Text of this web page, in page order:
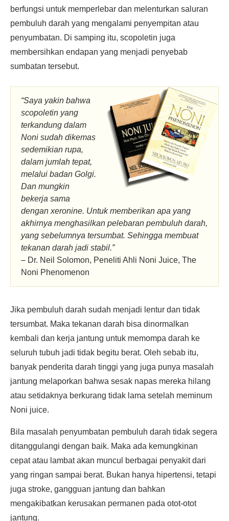
berfungsi untuk memperlebar dan melenturkan saluran
pembuluh darah yang mengalami penyempitan atau
penyumbatan. Di samping itu, scopoletin juga
membersihkan endapan yang menjadi penyebab
sumbatan tersebut.
“Saya yakin bahwa
scopoletin yang
terkandung dalam
Noni sudah dikemas
sedemikian rupa,
dalam jumlah tepat,
melalui badan Golgi.
Dan mungkin
bekerja sama
dengan xeronine. Untuk memberikan apa yang
akhirnya menghasilkan pelebaran pembuluh darah,
yang sebelumnya tersumbat. Sehingga membuat
tekanan darah jadi stabil.”
– Dr. Neil Solomon, Peneliti Ahli Noni Juice, The
Noni Phenomenon
Jika pembuluh darah sudah menjadi lentur dan tidak
tersumbat. Maka tekanan darah bisa dinormalkan
kembali dan kerja jantung untuk memompa darah ke
seluruh tubuh jadi tidak begitu berat. Oleh sebab itu,
banyak penderita darah tinggi yang juga punya masalah
jantung melaporkan bahwa sesak napas mereka hilang
atau setidaknya berkurang tidak lama setelah meminum
Noni juice.
Bila masalah penyumbatan pembuluh darah tidak segera
ditanggulangi dengan baik. Maka ada kemungkinan
cepat atau lambat akan muncul berbagai penyakit dari
yang ringan sampai berat. Bukan hanya hipertensi, tetapi
juga stroke, gangguan jantung dan bahkan
mengakibatkan kerusakan permanen pada otot-otot
jantung.